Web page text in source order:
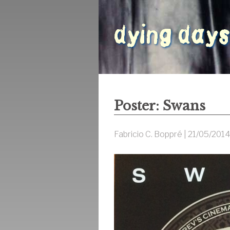
Poster: Swans
Fabricio C. Boppré | 21/05/2014